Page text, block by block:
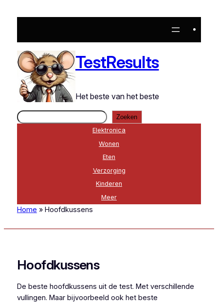
TestResults
Het beste van het beste
Zoeken
Zoeken
Elektronica
Wonen
Eten
Verzorging
Kinderen
Meer
Home »Hoofdkussens
Hoofdkussens
De beste hoofdkussens uit de test. Met verschillende
vullingen. Maar bijvoorbeeld ook het beste